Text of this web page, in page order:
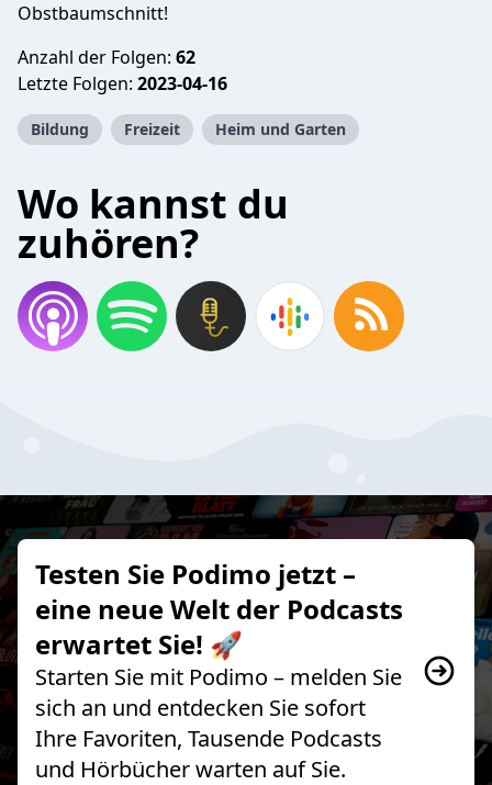
Obstbaumschnitt!
Anzahl der Folgen: 62
Letzte Folgen: 2023-04-16
Bildung Freizeit Heim und Garten
Wo kannst du
zuhören?
Testen Sie Podimo jetzt –
eine neue Welt der Podcasts
erwartet Sie! 🚀
Starten Sie mit Podimo – melden Sie
sich an und entdecken Sie sofort
Ihre Favoriten, Tausende Podcasts
und Hörbücher warten auf Sie.